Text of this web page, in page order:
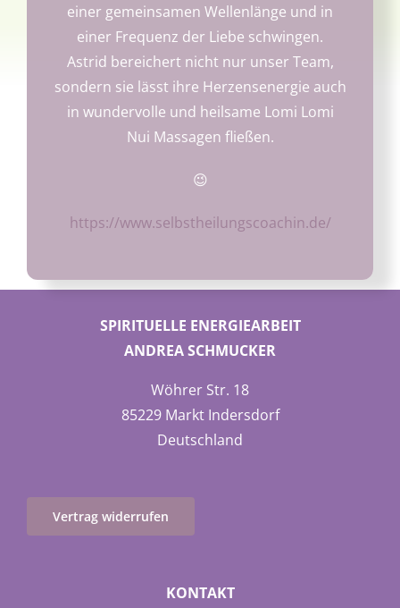
einer gemeinsamen Wellenlänge und in
einer Frequenz der Liebe schwingen.
Astrid bereichert nicht nur unser Team,
sondern sie lässt ihre Herzensenergie auch
in wundervolle und heilsame Lomi Lomi
Nui Massagen fließen.
😉
https://www.selbstheilungscoachin.de/
SPIRITUELLE ENERGIEARBEIT
ANDREA SCHMUCKER
Wöhrer Str. 18
85229 Markt Indersdorf
Deutschland
Vertrag widerrufen
KONTAKT